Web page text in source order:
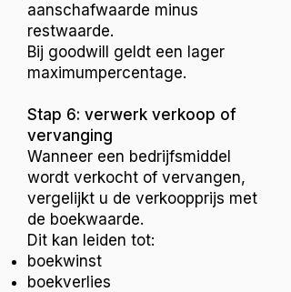
aanschafwaarde minus
restwaarde.
Bij goodwill geldt een lager
maximumpercentage.
Stap 6: verwerk verkoop of
vervanging
Wanneer een bedrijfsmiddel
wordt verkocht of vervangen,
vergelijkt u de verkoopprijs met
de boekwaarde.
Dit kan leiden tot:
boekwinst
boekverlies